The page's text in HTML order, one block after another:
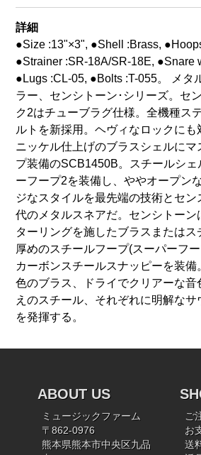
詳細
●Size :13"×3", ●Shell :Brass,
●Strainer :SR-18A/SR-18E, ●Snare
●Lugs :CL-05, ●Bolts :T-055。 メタ
ラー、センシトーン･シリーズ。セ
ク2はチューブラグ仕様。全機種ス
ルトを新採用。ヘヴィなロックにも
ニッケル仕上げのブラスシェルにマ
プ装備のSCB1450B。スチールシ
ーフープ2を装備し、ややオープン
ジなスタイルを最先端の技術とセ
代のメタルスネアだ。センシトーン
ターリングを施したブラスまたはス
厚めのスチールフープ(スーパーフ
カーボンスチールスナッピーを装
色のブラス、ドライでクリアーな
えのスチール、それぞれに明解な
を発揮する。
ABOUT US
ミュージックファーム
〒862-0976
熊本県熊本市中央区九品
ご
お
送